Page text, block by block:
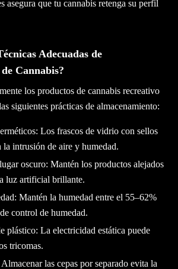
asegura que tu cannabis retenga su perfil
Adecuadas de
Cannabis?
los productos de cannabis recreativo
siguientes prácticas de almacenamiento:
Los frascos de vidrio con sellos
la intrusión de aire y humedad.
oscuro: Mantén los productos alejados
luz artificial brillante.
Mantén la humedad entre el 55–62%
control de humedad.
plástico: La electricidad estática puede
tricomas.
Almacenar las cepas por separado evita la